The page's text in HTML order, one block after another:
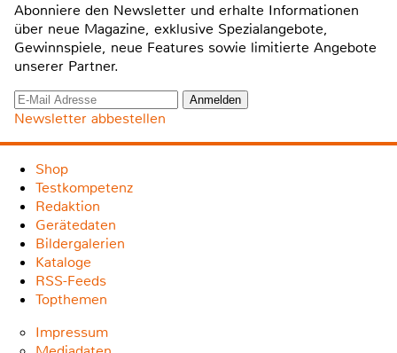
Abonniere den Newsletter und erhalte Informationen
über neue Magazine, exklusive Spezialangebote,
Gewinnspiele, neue Features sowie limitierte Angebote
unserer Partner.
Newsletter abbestellen
Shop
Testkompetenz
Redaktion
Gerätedaten
Bildergalerien
Kataloge
RSS-Feeds
Topthemen
Impressum